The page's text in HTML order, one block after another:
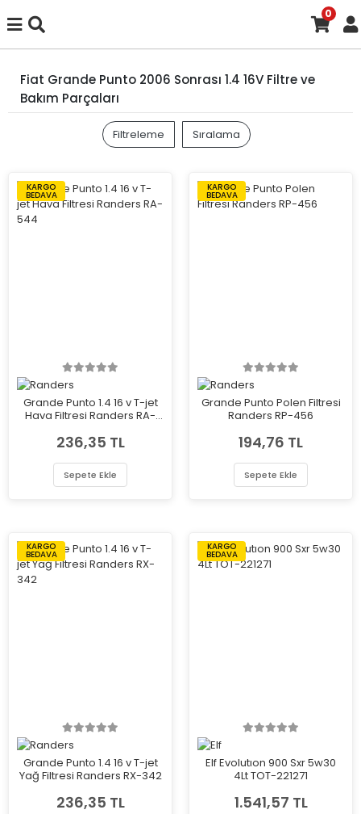
0
Fiat Grande Punto 2006 Sonrası 1.4 16V Filtre ve
Bakım Parçaları
Filtreleme Sıralama
KARGO
BEDAVA
Grande Punto 1.4 16 v T-jet
Hava Filtresi Randers RA-
236,35 TL
Sepete Ekle
KARGO
BEDAVA
Grande Punto Polen Filtresi
Randers RP-456
194,76 TL
Sepete Ekle
KARGO
BEDAVA
Grande Punto 1.4 16 v T-jet
Yağ Filtresi Randers RX-342
236,35 TL
KARGO
BEDAVA
Elf Evolutıon 900 Sxr 5w30
4Lt TOT-221271
1.541,57 TL